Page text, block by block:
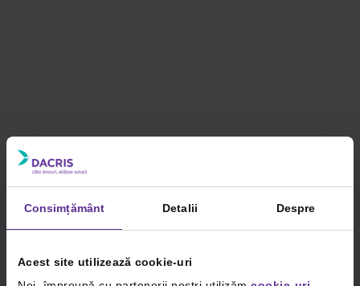
Consimțământ Detalii Despre
Acest site utilizează cookie-uri